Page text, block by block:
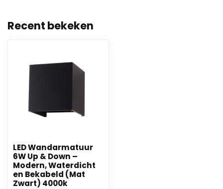
Recent bekeken
LED Wandarmatuur
6W Up & Down –
Modern, Waterdicht
en Bekabeld (Mat
Zwart) 4000k